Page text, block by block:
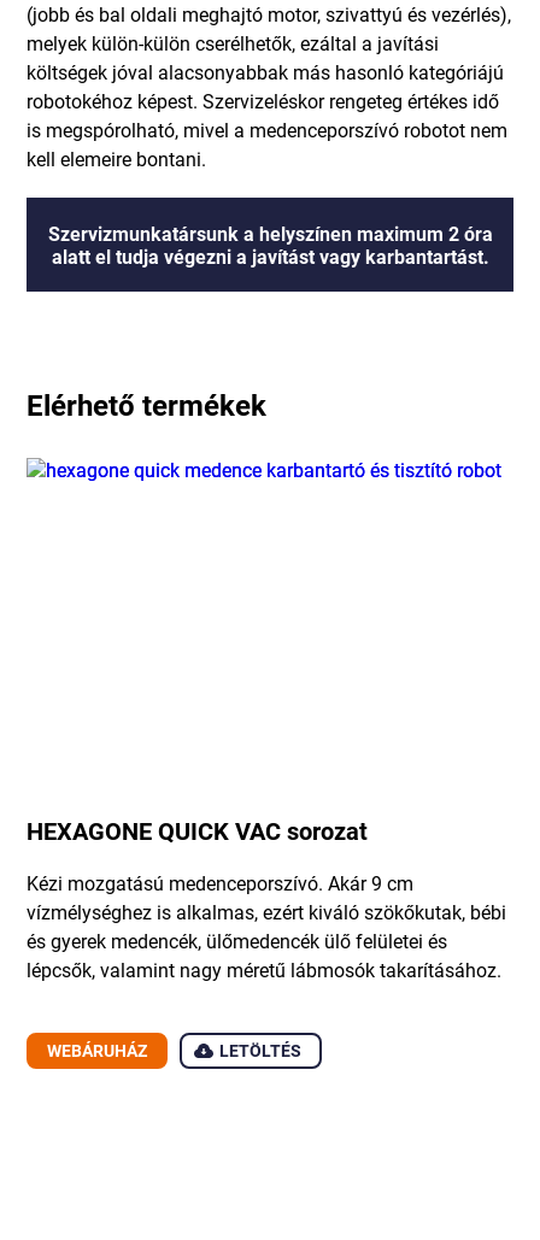
(jobb és bal oldali meghajtó motor, szivattyú és vezérlés),
melyek külön-külön cserélhetők, ezáltal a javítási
költségek jóval alacsonyabbak más hasonló kategóriájú
robotokéhoz képest. Szervizeléskor rengeteg értékes idő
is megspórolható, mivel a medenceporszívó robotot nem
kell elemeire bontani.
Szervizmunkatársunk a helyszínen maximum 2 óra
alatt el tudja végezni a javítást vagy karbantartást.
Elérhető termékek
HEXAGONE QUICK VAC sorozat
Kézi mozgatású medenceporszívó. Akár 9 cm
vízmélységhez is alkalmas, ezért kiváló szökőkutak, bébi
és gyerek medencék, ülőmedencék ülő felületei és
lépcsők, valamint nagy méretű lábmosók takarításához.
WEBÁRUHÁZ LETÖLTÉS